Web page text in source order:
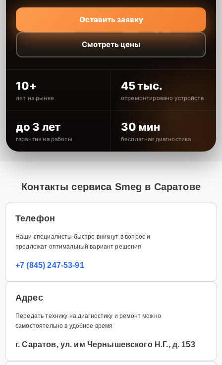
Оставить заявку
Смотреть цены
10+
лет на рынке
45 тыс.
отремонтировано устройств
до 3 лет
гарантия на работы
30 мин
бесплатная диагностика
Контакты сервиса Smeg в Саратове
Телефон
Наши специалисты быстро вникнут в вопрос и
предложат оптимальный вариант решения
+7 (845) 247-53-91
Адрес
Передать технику на диагностику и ремонт можно
самостоятельно в удобное время
г. Саратов, ул. им Чернышевского Н.Г., д. 153